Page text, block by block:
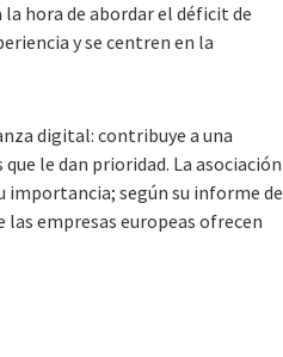
la hora de abordar el déficit de
y se centren en la
digital: contribuye a una
le dan prioridad. La asociación
importancia; según su informe de
las empresas europeas ofrecen